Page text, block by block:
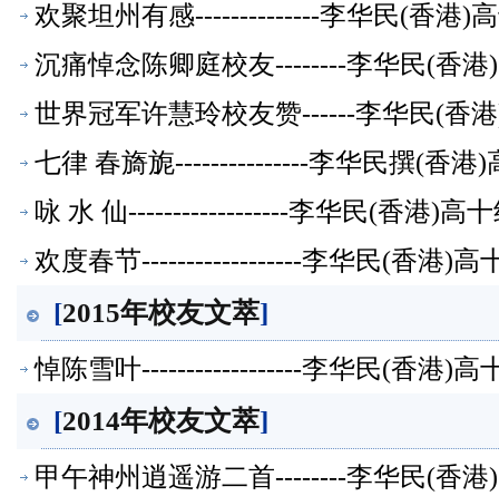
欢聚坦州有感--------------李华民(香港)
沉痛悼念陈卿庭校友--------李华民(香
世界冠军许慧玲校友赞------李华民(香
七律 春旖旎---------------李华民撰(香港
咏 水 仙------------------李华民(香港)高
欢度春节------------------李华民(香港)高
[2015年校友文萃]
悼陈雪叶------------------李华民(香港)高
[2014年校友文萃]
甲午神州逍遥游二首--------李华民(香